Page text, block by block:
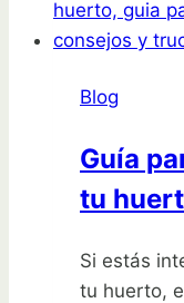
Blog
Guía
tu
Si estás
tu huerto,